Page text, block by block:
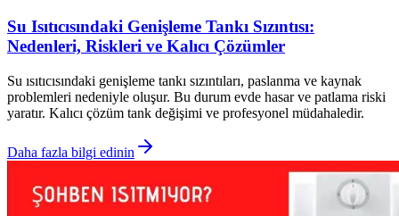
Su Isıtıcısındaki Genişleme Tankı Sızıntısı:
Nedenleri, Riskleri ve Kalıcı Çözümler
Su ısıtıcısındaki genişleme tankı sızıntıları, paslanma ve kaynak
problemleri nedeniyle oluşur. Bu durum evde hasar ve patlama riski
yaratır. Kalıcı çözüm tank değişimi ve profesyonel müdahaledir.
Daha fazla bilgi edinin